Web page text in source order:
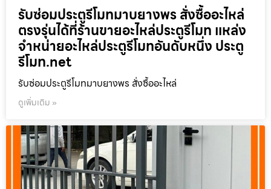
รับซ่อมประตูรีโมทมาบยางพร สั่งซื้ออะไหล่
ตรงรุ่นได้ที่ร้านขายอะไหล่ประตูรีโมท แหล่ง
จำหน่ายอะไหล่ประตูรีโมทอันดับหนึ่ง ประตู
รีโมท.net
รับซ่อมประตูรีโมทมาบยางพร สั่งซื้ออะไหล่
ดูเพิ่มเติม »